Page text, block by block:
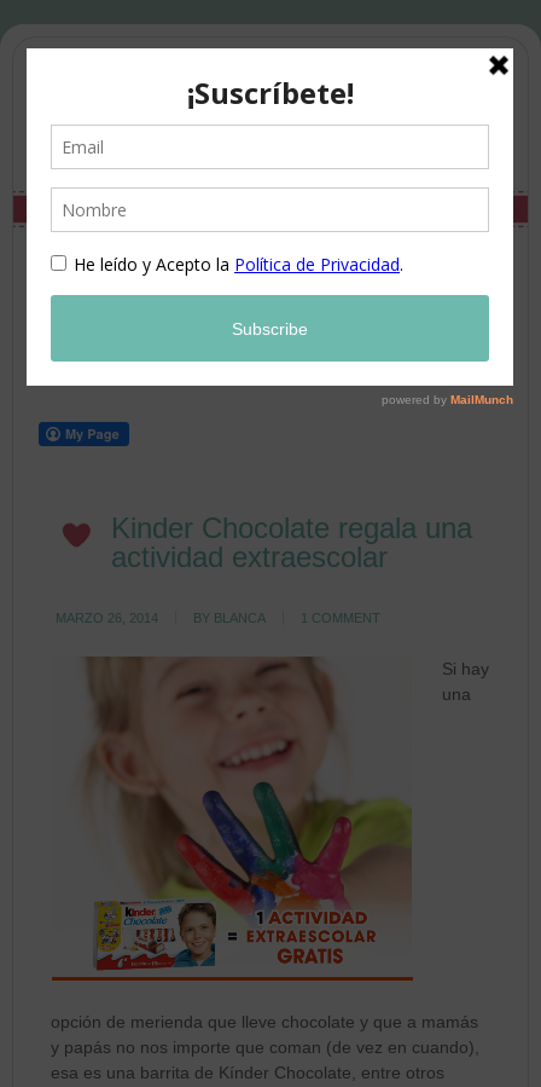
Kinder Chocolate regala una
actividad extraescolar
MARZO 26, 2014 BY BLANCA 1 COMMENT
Si hay
una
opción de merienda que lleve chocolate y que a mamás
y papás no nos importe que coman (de vez en cuando),
esa es una barrita de Kínder Chocolate, entre otros